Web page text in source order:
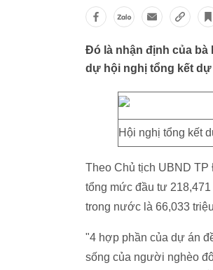
Đó là nhận định của bà
dự hội nghị tổng kết
Hội nghị tổng kết
Theo Chủ tịch UBND
tổng mức đầu tư
trong nước là 66,033
"4 hợp phần của dự án
sống của người nghèo